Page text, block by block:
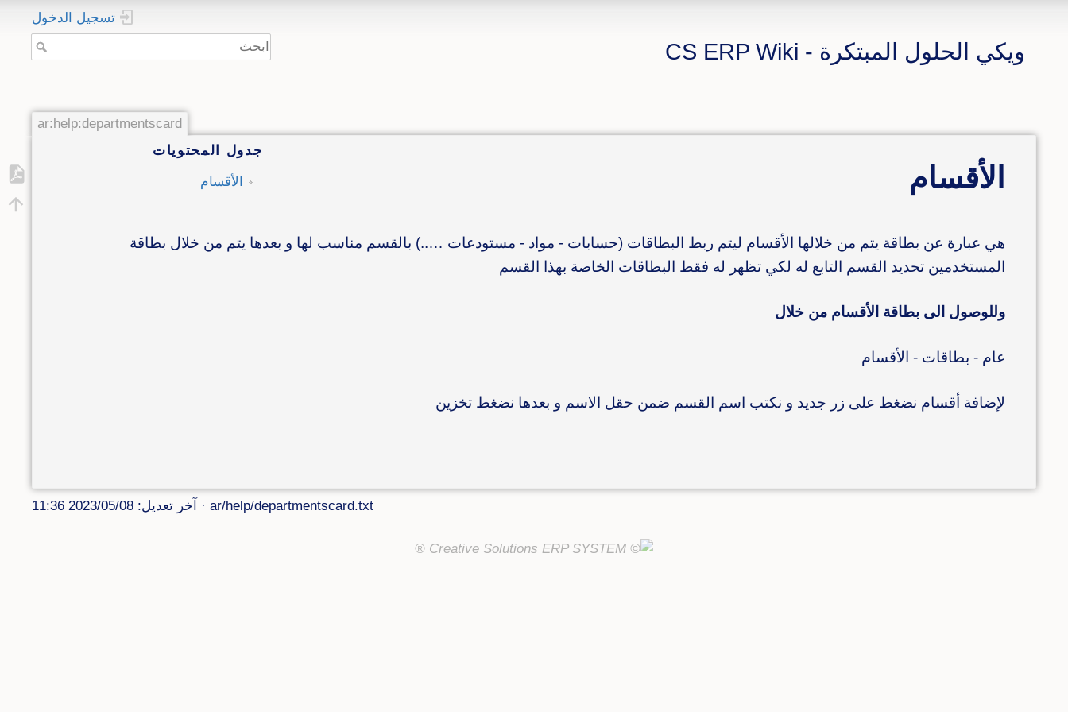
ويكي الحلول المبتكرة - CS ERP Wiki
تسجيل الدخول
ar:help:departmentscard
جدول المحتويات
الأقسام الأقسام
هي عبارة عن بطاقة يتم من خلالها الأقسام ليتم ربط البطاقات (حسابات - مواد - مستودعات …..) بالقسم مناسب لها و بعدها يتم من خلال بطاقة
المستخدمين تحديد القسم التابع له لكي تظهر له فقط البطاقات الخاصة بهذا القسم
وللوصول الى بطاقة الأقسام من خلال
عام - بطاقات - الأقسام
لإضافة أقسام نضغط على زر جديد و نكتب اسم القسم ضمن حقل الاسم و بعدها نضغط تخزين
ar/help/departmentscard.txt · آخر تعديل: 2023/05/08 11:36